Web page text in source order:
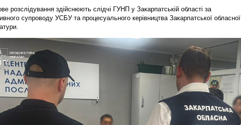
розслідування здійснюють слідчі ГУНП у Закарпатській області за
супроводу УСБУ та процесуального керівництва Закарпатської обласної